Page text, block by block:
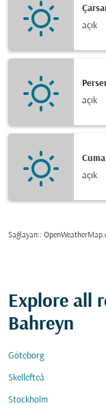
açık
açık
Cuma
açık
Sağlayan::
Explore all
Bahreyn
Göteborg
Skellefteå
Stockholm